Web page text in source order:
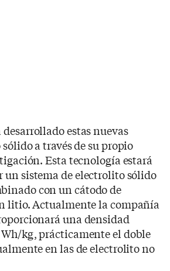
estas nuevas
a través de su propio
Esta tecnología estará
un sistema de electrolito sólido
con un cátodo de
litio. Actualmente la compañía
una densidad
kg, prácticamente el doble
en las de electrolito no